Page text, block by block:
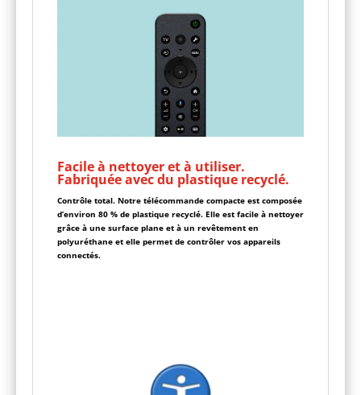
Facile à nettoyer et à utiliser.
Fabriquée avec du plastique recyclé.
Contrôle total. Notre télécommande compacte est composée
d’environ 80 % de plastique recyclé. Elle est facile à nettoyer
grâce à une surface plane et à un revêtement en
polyuréthane et elle permet de contrôler vos appareils
connectés.